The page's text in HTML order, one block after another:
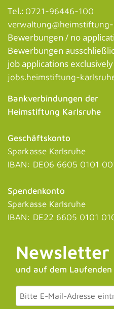
Tel.: 0721-96446-100
Bewerbungen / no
Bewerbungen
job applications
jobs.heimstiftung-
Bankverbindungen der
Heimstiftung Karlsruhe
Geschäftskonto
Sparkasse Karlsruhe
IBAN: DE06 6605 0101
Spendenkonto
Sparkasse Karlsruhe
IBAN: DE22 6605 0101
und auf dem Laufenden